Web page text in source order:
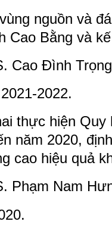
nguồn và
Cao Bằng và
Cao Đình Trọng
2022.
thực hiện
năm 2020,
cao hiệu quả
Phạm Nam